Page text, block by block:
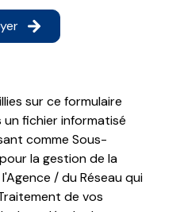
sur ce formulaire
fichier informatisé
comme Sous-
la gestion de la
/ du Réseau qui
de vos